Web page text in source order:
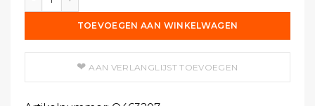
TOEVOEGEN AAN WINKELWAGEN
AAN VERLANGLIJST TOEVOEGEN